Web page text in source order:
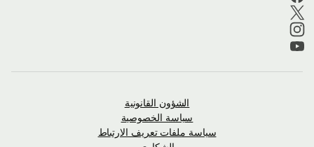
الشؤون القانونية
سياسة الخصوصية
سياسة ملفات تعريف الارتباط